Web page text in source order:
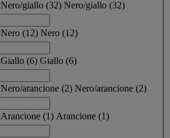
Nero/giallo (32) Nero/giallo (32)
Nero (12) Nero (12)
Giallo (6) Giallo (6)
Nero/arancione (2) Nero/arancione (2)
Arancione (1) Arancione (1)